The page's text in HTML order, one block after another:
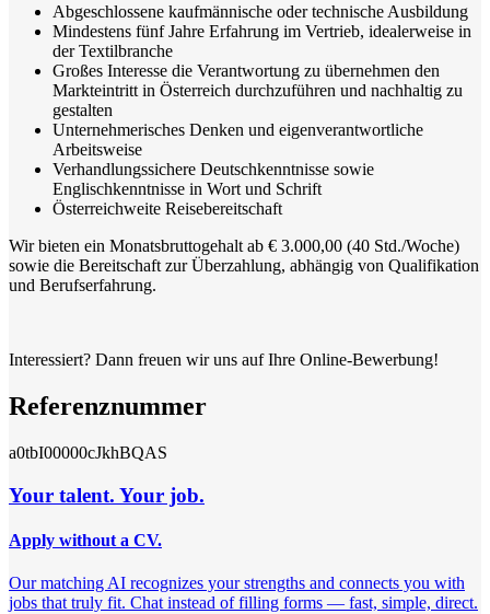
Abgeschlossene kaufmännische oder technische Ausbildung
Mindestens fünf Jahre Erfahrung im Vertrieb, idealerweise in
der Textilbranche
Großes Interesse die Verantwortung zu übernehmen den
Markteintritt in Österreich durchzuführen und nachhaltig zu
gestalten
Unternehmerisches Denken und eigenverantwortliche
Arbeitsweise
Verhandlungssichere Deutschkenntnisse sowie
Englischkenntnisse in Wort und Schrift
Österreichweite Reisebereitschaft
Wir bieten ein Monatsbruttogehalt ab € 3.000,00 (40 Std./Woche)
sowie die Bereitschaft zur Überzahlung, abhängig von Qualifikation
und Berufserfahrung.
Interessiert? Dann freuen wir uns auf Ihre Online-Bewerbung!
Referenznummer
a0tbI00000cJkhBQAS
Your talent. Your job.
Apply without a CV.
Our matching AI recognizes your strengths and connects you with
jobs that truly fit. Chat instead of filling forms — fast, simple, direct.